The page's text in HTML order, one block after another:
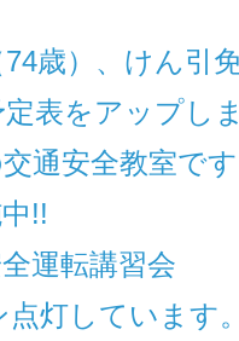
歳）、けん引
表をアップし
通安全教室で
!!
運転講習会
灯しています